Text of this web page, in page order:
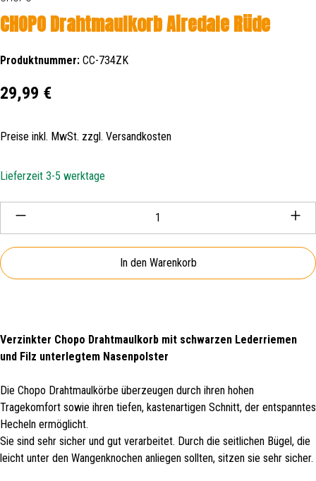
CHOPO Drahtmaulkorb Airedale Rüde
Produktnummer: CC-734ZK
Regulärer Preis:
29,99 €
Preise inkl. MwSt. zzgl. Versandkosten
Lieferzeit 3-5 werktage
Produkt Anzahl: Gib den gewünschten Wert ein oder
In den Warenkorb
Verzinkter Chopo Drahtmaulkorb mit schwarzen Lederriemen
und Filz unterlegtem Nasenpolster
Die Chopo Drahtmaulkörbe überzeugen durch ihren hohen
Tragekomfort sowie ihren tiefen, kastenartigen Schnitt, der entspanntes
Hecheln ermöglicht.
Sie sind sehr sicher und gut verarbeitet. Durch die seitlichen Bügel, die
leicht unter den Wangenknochen anliegen sollten, sitzen sie sehr sicher.